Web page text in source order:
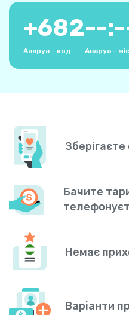
+682
Аваруа - код
--
Аваруа -
Бачите
Немає
Варіанти